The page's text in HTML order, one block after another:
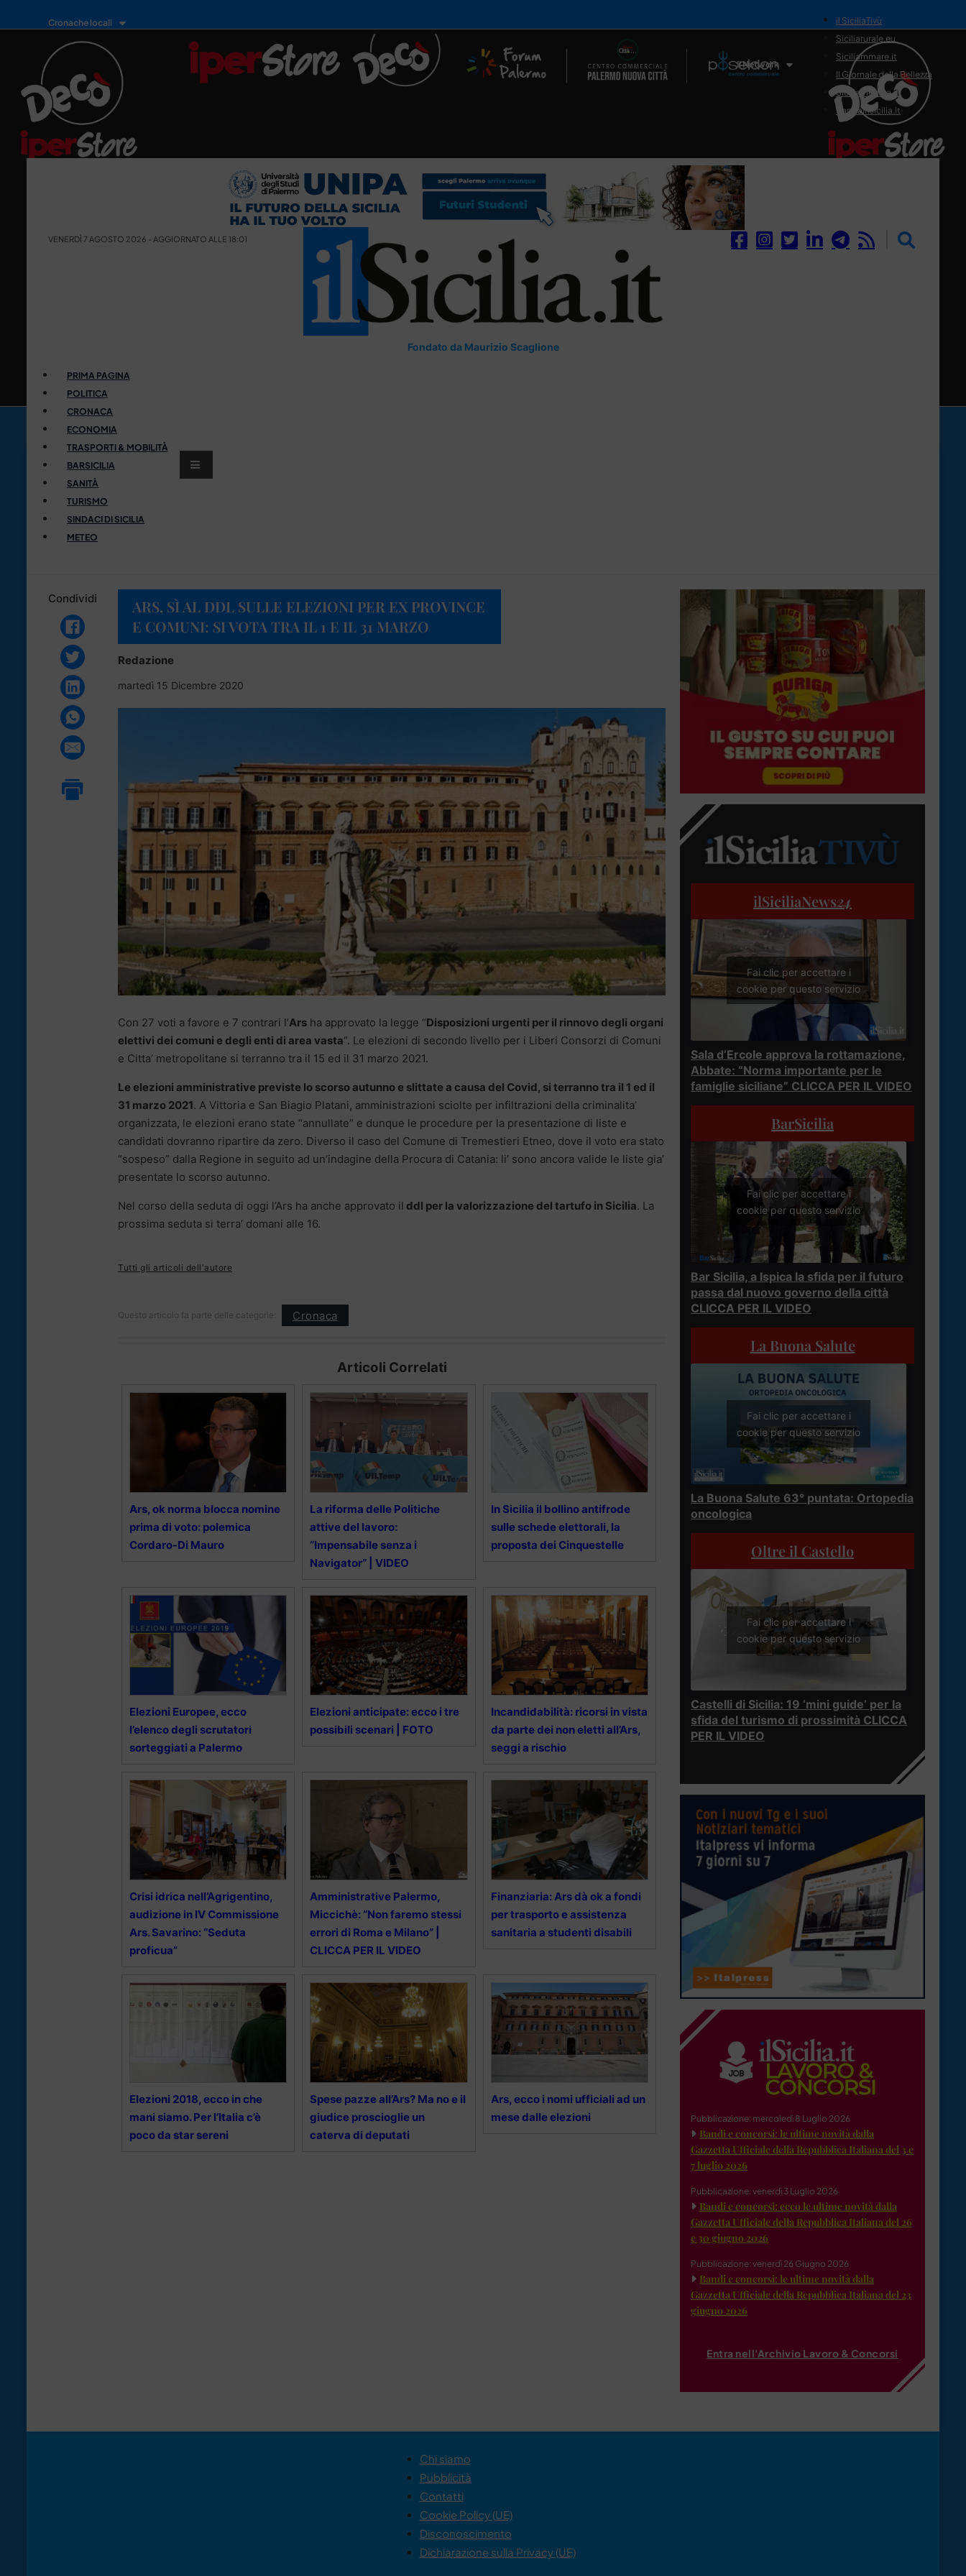
Cronache locali
Il Network
il SiciliaTivù
Siciliarurale.eu
Siciliammare.it
Il Giornale della Bellezza
Siciliamedica.it
Sanitainsicilia.it
VENERDÌ 7 AGOSTO 2026 - AGGIORNATO ALLE 18:01
Fondato da Maurizio Scaglione
PRIMA PAGINA
POLITICA
CRONACA
ECONOMIA
TRASPORTI & MOBILITÀ
BARSICILIA
SANITÀ
TURISMO
SINDACI DI SICILIA
METEO
Condividi
ARS, SÌ AL DDL SULLE ELEZIONI PER EX PROVINCE
E COMUNI: SI VOTA TRA IL 1 E IL 31 MARZO
Redazione
martedì 15 Dicembre 2020
Con 27 voti a favore e 7 contrari l’Ars ha approvato la legge “Disposizioni urgenti per il rinnovo degli organi
elettivi dei comuni e degli enti di area vasta“. Le elezioni di secondo livello per i Liberi Consorzi di Comuni
e Citta’ metropolitane si terranno tra il 15 ed il 31 marzo 2021.
Le elezioni amministrative previste lo scorso autunno e slittate a causa del Covid, si terranno tra il 1 ed il
31 marzo 2021. A Vittoria e San Biagio Platani, amministrazioni sciolte per infiltrazioni della criminalita’
organizzata, le elezioni erano state “annullate” e dunque le procedure per la presentazione di liste e
candidati dovranno ripartire da zero. Diverso il caso del Comune di Tremestieri Etneo, dove il voto era stato
“sospeso” dalla Regione in seguito ad un’indagine della Procura di Catania: li’ sono ancora valide le liste gia’
presentate lo scorso autunno.
Nel corso della seduta di oggi l’Ars ha anche approvato il ddl per la valorizzazione del tartufo in Sicilia. La
prossima seduta si terra’ domani alle 16.
Tutti gli articoli dell'autore
Questo articolo fa parte delle categorie: Cronaca
Articoli Correlati
Ars, ok norma blocca nomine
prima di voto: polemica
Cordaro-Di Mauro
La riforma delle Politiche
attive del lavoro:
“Impensabile senza i
Navigator” | VIDEO
In Sicilia il bollino antifrode
sulle schede elettorali, la
proposta dei Cinquestelle
Elezioni Europee, ecco
l’elenco degli scrutatori
sorteggiati a Palermo
Elezioni anticipate: ecco i tre
possibili scenari | FOTO
Incandidabilità: ricorsi in vista
da parte dei non eletti all’Ars,
seggi a rischio
Crisi idrica nell’Agrigentino,
audizione in IV Commissione
Ars. Savarino: “Seduta
proficua”
Amministrative Palermo,
Miccichè: “Non faremo stessi
errori di Roma e Milano” |
CLICCA PER IL VIDEO
Finanziaria: Ars dà ok a fondi
per trasporto e assistenza
sanitaria a studenti disabili
Elezioni 2018, ecco in che
mani siamo. Per l’Italia c’è
poco da star sereni
Spese pazze all’Ars? Ma no e il
giudice proscioglie un
caterva di deputati
Ars, ecco i nomi ufficiali ad un
mese dalle elezioni
ilSiciliaNews24
Fai clic per accettare i
cookie per questo servizio
Sala d’Ercole approva la rottamazione,
Abbate: “Norma importante per le
famiglie siciliane” CLICCA PER IL VIDEO
BarSicilia
Fai clic per accettare i
cookie per questo servizio
Bar Sicilia, a Ispica la sfida per il futuro
passa dal nuovo governo della città
CLICCA PER IL VIDEO
La Buona Salute
Fai clic per accettare i
cookie per questo servizio
La Buona Salute 63° puntata: Ortopedia
oncologica
Oltre il Castello
Fai clic per accettare i
cookie per questo servizio
Castelli di Sicilia: 19 ‘mini guide’ per la
sfida del turismo di prossimità CLICCA
PER IL VIDEO
Pubblicazione: mercoledì 8 Luglio 2026
Bandi e concorsi: le ultime novità dalla
Gazzetta Ufficiale della Repubblica Italiana del 3 e
7 luglio 2026
Pubblicazione: venerdì 3 Luglio 2026
Bandi e concorsi: ecco le ultime novità dalla
Gazzetta Ufficiale della Repubblica Italiana del 26
e 30 giugno 2026
Pubblicazione: venerdì 26 Giugno 2026
Bandi e concorsi: le ultime novità dalla
Gazzetta Ufficiale della Repubblica Italiana del 23
giugno 2026
Entra nell'Archivio Lavoro & Concorsi
Chi siamo
Pubblicità
Contatti
Cookie Policy (UE)
Disconoscimento
Dichiarazione sulla Privacy (UE)